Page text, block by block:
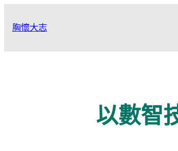
胸懷大志
以數智